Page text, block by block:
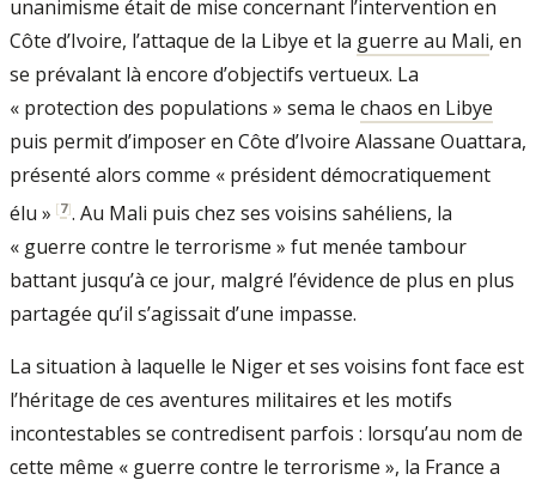
unanimisme était de mise concernant l’intervention en
Côte d’Ivoire, l’attaque de la Libye et la guerre au Mali, en
se prévalant là encore d’objectifs vertueux. La
« protection des populations » sema le chaos en Libye
puis permit d’imposer en Côte d’Ivoire Alassane Ouattara,
présenté alors comme « président démocratiquement
élu » [7]. Au Mali puis chez ses voisins sahéliens, la
« guerre contre le terrorisme » fut menée tambour
battant jusqu’à ce jour, malgré l’évidence de plus en plus
partagée qu’il s’agissait d’une impasse.
La situation à laquelle le Niger et ses voisins font face est
l’héritage de ces aventures militaires et les motifs
incontestables se contredisent parfois : lorsqu’au nom de
cette même « guerre contre le terrorisme », la France a